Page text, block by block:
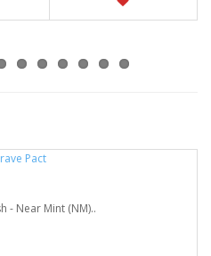
- Near Mint (NM)..